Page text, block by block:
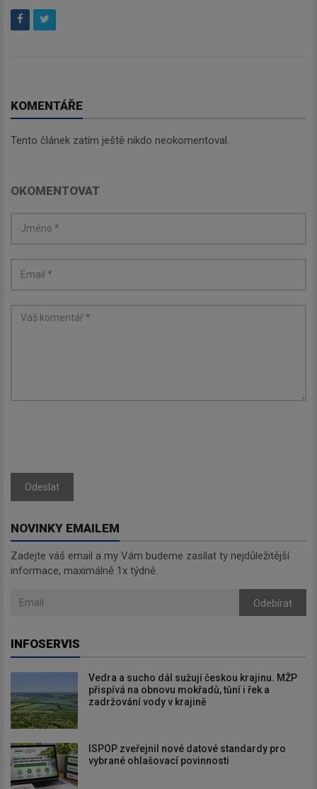
KOMENTÁŘE
Tento článek zatím ještě nikdo neokomentoval.
OKOMENTOVAT
Odeslat
NOVINKY EMAILEM
Zadejte váš email a my Vám budeme zasílat ty nejdůležitější
informace, maximálně 1x týdně.
Odebírat
INFOSERVIS
Vedra a sucho dál sužují českou krajinu. MŽP
přispívá na obnovu mokřadů, tůní i řek a
zadržování vody v krajině
ISPOP zveřejnil nové datové standardy pro
vybrané ohlašovací povinnosti